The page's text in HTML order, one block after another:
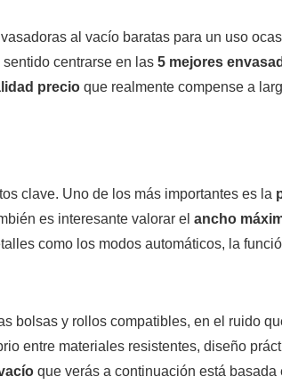
al vacío baratas para un uso
centrarse en las 5 mejores
precio que realmente compense a
clave. Uno de los más importantes es la
es interesante valorar el ancho
como los modos automáticos, la
bolsas y rollos compatibles, en el ruido
entre materiales resistentes, diseño
que verás a continuación está